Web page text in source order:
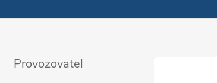
Provozovatel